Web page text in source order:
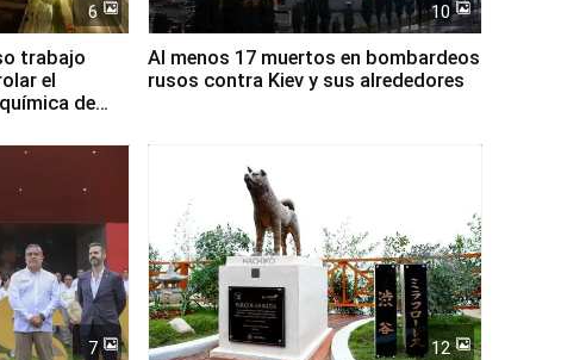
6
trabajo
el
de
10
Al menos 17 muertos en bombardeos
rusos contra Kiev y sus alrededores
7 12